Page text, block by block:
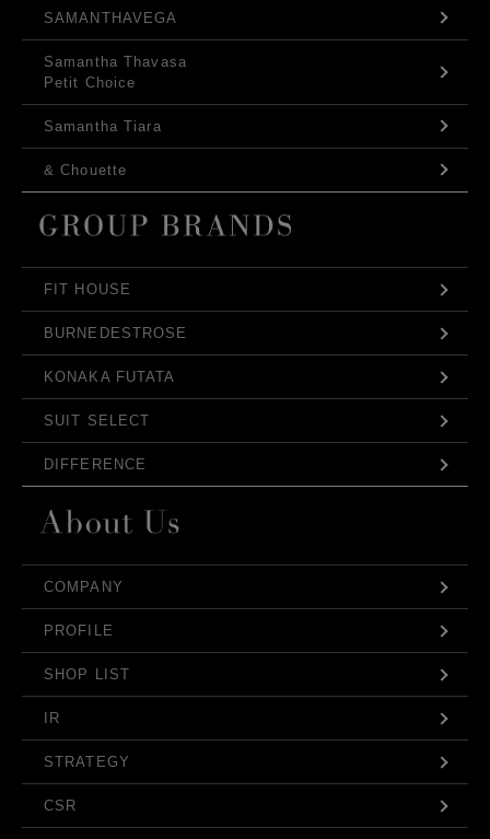
SAMANTHAVEGA
Samantha Thavasa
Petit Choice
Samantha Tiara
& Chouette
FIT HOUSE
BURNEDESTROSE
KONAKA FUTATA
SUIT SELECT
DIFFERENCE
COMPANY
PROFILE
SHOP LIST
IR
STRATEGY
CSR